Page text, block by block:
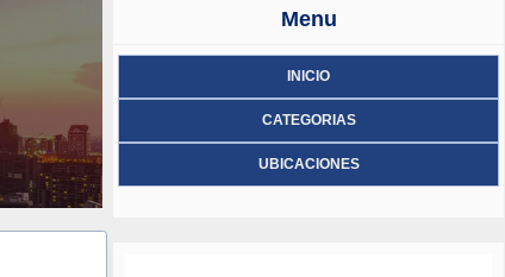
Menu
INICIO
CATEGORIAS
UBICACIONES